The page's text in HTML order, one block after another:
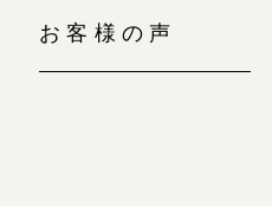
お客様の声